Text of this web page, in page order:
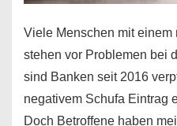
Viele Menschen mit
stehen vor Problemen bei
sind Banken seit 2016
negativem Schufa Eintrag
Doch Betroffene haben